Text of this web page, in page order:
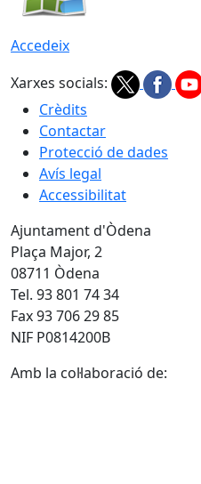
Accedeix
Xarxes socials:
Crèdits
Contactar
Protecció de dades
Avís legal
Accessibilitat
Ajuntament d'Òdena
Plaça Major, 2
08711 Òdena
Tel. 93 801 74 34
Fax 93 706 29 85
NIF P0814200B
Amb la col·laboració de: